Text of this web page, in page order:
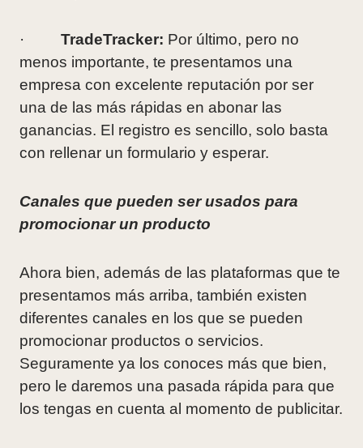
· TradeTracker: Por último, pero no
menos importante, te presentamos una
empresa con excelente reputación por ser
una de las más rápidas en abonar las
ganancias. El registro es sencillo, solo basta
con rellenar un formulario y esperar.
Canales que pueden ser usados para
promocionar un producto
Ahora bien, además de las plataformas que te
presentamos más arriba, también existen
diferentes canales en los que se pueden
promocionar productos o servicios.
Seguramente ya los conoces más que bien,
pero le daremos una pasada rápida para que
los tengas en cuenta al momento de publicitar.